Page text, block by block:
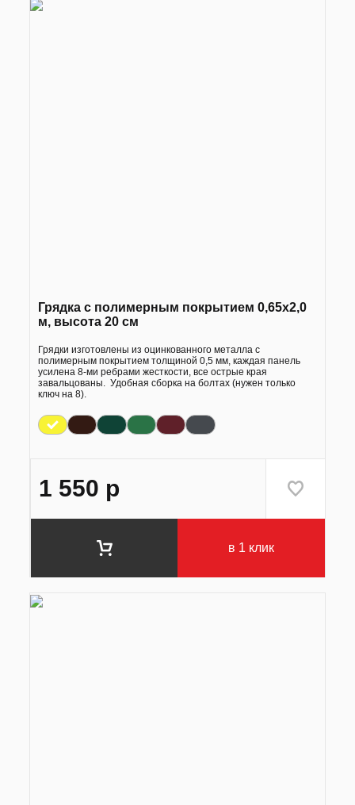
Грядка с полимерным покрытием 0,65х2,0
м, высота 20 см
Грядки изготовлены из оцинкованного металла с
полимерным покрытием толщиной 0,5 мм, каждая панель
усилена 8-ми ребрами жесткости, все острые края
завальцованы. Удобная сборка на болтах (нужен только
ключ на 8).
1 550 р
в 1 клик